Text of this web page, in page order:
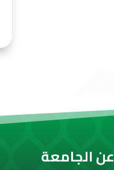
عن الجامعة